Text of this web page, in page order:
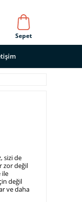
Sepet
sizi de
zor değil
ile
değil
ve daha